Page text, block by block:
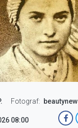
Fotograf
08:00